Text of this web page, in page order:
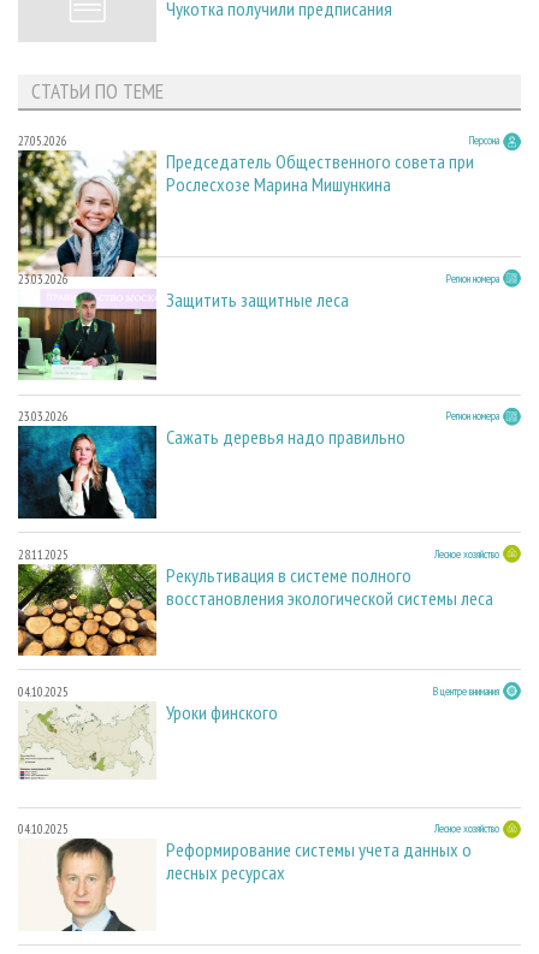
Чукотка получили предписания
СТАТЬИ ПО ТЕМЕ
27.05.2026 Персона
Председатель Общественного совета при
Рослесхозе Марина Мишункина
23.03.2026 Регион номера
Защитить защитные леса
23.03.2026 Регион номера
Сажать деревья надо правильно
28.11.2025 Лесное хозяйство
Рекультивация в системе полного
восстановления экологической системы леса
04.10.2025 В центре внимания
Уроки финского
04.10.2025 Лесное хозяйство
Реформирование системы учета данных о
лесных ресурсах